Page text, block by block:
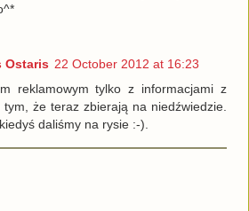
Ostaris 22 October 2012 at 16:23
reklamowym tylko z informacjami z
że teraz zbierają na niedźwiedzie.
daliśmy na rysie :-).